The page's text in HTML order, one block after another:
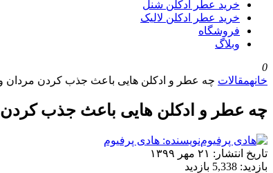
خرید عطر ادکلن شنل
خرید عطر ادکلن لالیک
فروشگاه
وبلاگ
0
خانهمقالات چه عطر و ادکلن هایی باعث جذب کردن مردان
چه عطر و ادکلن هایی باعث جذب کردن
نویسنده: هادی پرفیوم
تاریخ انتشار: ۲۱ مهر ۱۳۹۹
بازدید: 5,338 بازدید